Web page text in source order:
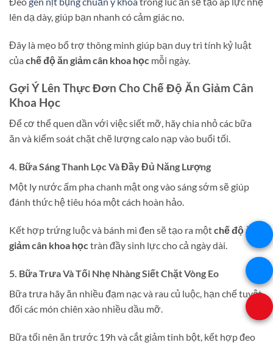
lên dạ dày, giúp bạn nhanh có cảm giác no.
Đây là mẹo bổ trợ thông minh giúp bạn duy trì tính kỷ luật
của chế độ ăn giảm cân khoa học mỗi ngày.
Gợi Ý Lên Thực Đơn Cho Chế Độ Ăn Giảm Cân
Khoa Học
Để cơ thể quen dần với việc siết mỡ, hãy chia nhỏ các bữa
ăn và kiểm soát chặt chẽ lượng calo nạp vào buổi tối.
4. Bữa Sáng Thanh Lọc Và Đầy Đủ Năng Lượng
Một ly nước ấm pha chanh mật ong vào sáng sớm sẽ giúp
đánh thức hệ tiêu hóa một cách hoàn hảo.
Kết hợp trứng luộc và bánh mì đen sẽ tạo ra mộtchế độ ăn
giảm cân khoa họctràn đầy sinh lực cho cả ngày dài.
5. Bữa Trưa Và Tối Nhẹ Nhàng Siết Chặt Vòng Eo
Bữa trưa hãy ăn nhiều đạm nạc và rau củ luộc, hạn chế tuyệt
đối các món chiên xào nhiều dầu mỡ.
Bữa tối nên ăn trước 19h và cắt giảm tinh bột, kết hợp đeo